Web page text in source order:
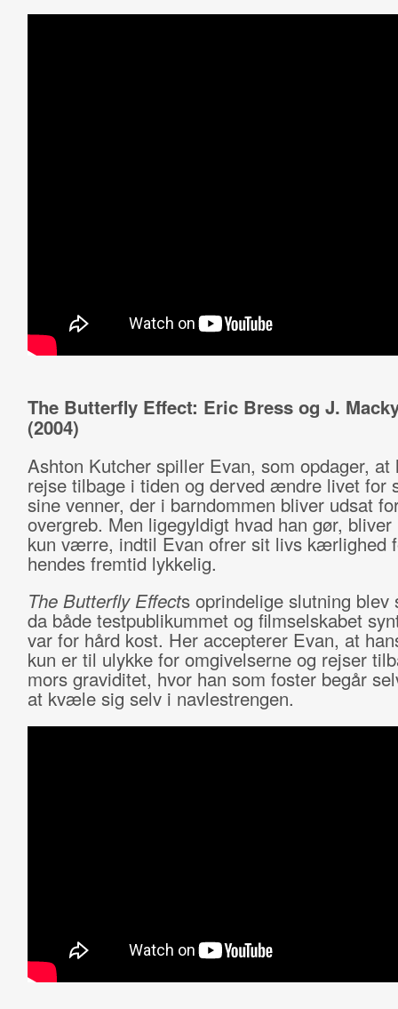
The Butterfly Effect: Eric Bress og J.
(2004)
Ashton Kutcher spiller Evan, som opdager, at
rejse tilbage i tiden og derved ændre livet for
sine venner, der i barndommen bliver udsat
overgreb. Men ligegyldigt hvad han gør, bliver
kun værre, indtil Evan ofrer sit livs kærlighed
hendes fremtid lykkelig.
The Butterfly Effects oprindelige slutning blev
da både testpublikummet og filmselskabet
var for hård kost. Her accepterer Evan, at
kun er til ulykke for omgivelserne og rejser
mors graviditet, hvor han som foster begår
at kvæle sig selv i navlestrengen.